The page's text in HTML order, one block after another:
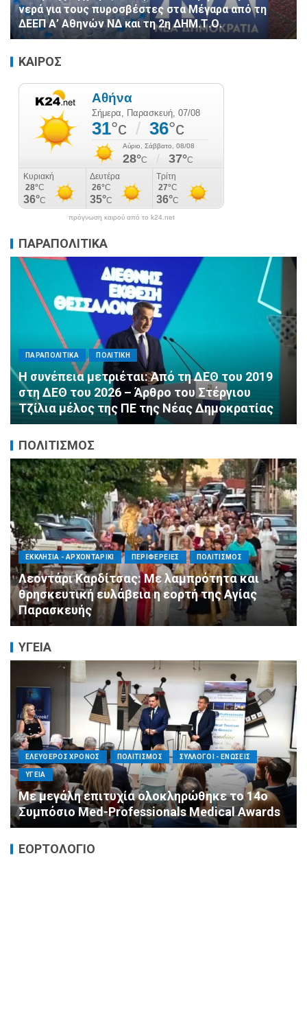
νερά για τους πυροσβέστες στα Μέγαρα από τη
ΔΕΕΠ Α’ Αθηνών ΝΔ και τη 2η ΔΗΜ.Τ.Ο.
ΚΑΙΡΟΣ
πρόγνωση καιρού από το k24.net
ΠΑΡΑΠΟΛΙΤΙΚΑ
ΠΑΡΑΠΟΛΙΤΙΚΑ ΠΟΛΙΤΙΚΗ
Αλληλεγγύη χωρίς σύνορα: 1.500
εμφιαλωμένα νερά για τους πυροσβέστες στα
Μέγαρα από τη ΔΕΕΠ Α’ Αθηνών ΝΔ και τη 2η
ΔΗΜ.Τ.Ο.
ΠΟΛΙΤΙΣΜΟΣ
ΑΓΙΟΣ ΔΗΜΗΤΡΙΟΣ ΠΟΛΙΤΙΣΜΟΣ ΣΥΛΛΟΓΟΙ - ΕΝΩΣΕΙΣ
Η Εθελοντική Δράση Αγίου Δημητρίου στο
πλευρό των πυρόπληκτων συμπολιτών μας
ΥΓΕΙΑ
ΕΛΕΥΘΕΡΟΣ ΧΡΟΝΟΣ ΟΙΚΟΝΟΜΙΑ ΥΓΕΙΑ
Καταστροφικές δαπάνες υγείας και η
αντιμετώπισή τους
ΕΟΡΤΟΛΟΓΙΟ